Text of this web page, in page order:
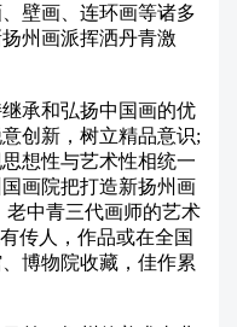
壁画、连环画等诸多
州画派挥洒丹青激
承和弘扬中国画的优
创新，树立精品意识;
想性与艺术性相统一
画院把打造新扬州画
中青三代画师的艺术
传人，作品或在全国
博物院收藏，佳作累